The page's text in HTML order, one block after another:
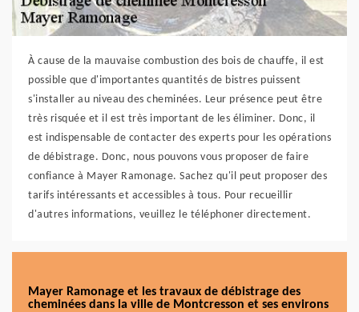
À cause de la mauvaise combustion des bois de chauffe, il est
possible que d'importantes quantités de bistres puissent
s'installer au niveau des cheminées. Leur présence peut être
très risquée et il est très important de les éliminer. Donc, il
est indispensable de contacter des experts pour les opérations
de débistrage. Donc, nous pouvons vous proposer de faire
confiance à Mayer Ramonage. Sachez qu'il peut proposer des
tarifs intéressants et accessibles à tous. Pour recueillir
d'autres informations, veuillez le téléphoner directement.
Mayer Ramonage et les travaux de débistrage des
cheminées dans la ville de Montcresson et ses environs